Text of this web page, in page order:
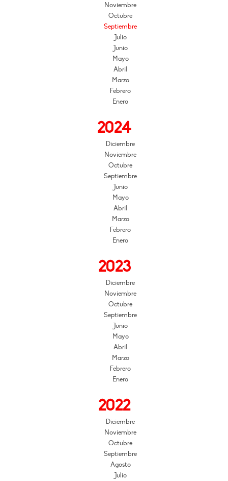
Noviembre
Octubre
Septiembre
Julio
Junio
Mayo
Abril
Marzo
Febrero
Enero
2024
Diciembre
Noviembre
Octubre
Septiembre
Junio
Mayo
Abril
Marzo
Febrero
Enero
2023
Diciembre
Noviembre
Octubre
Septiembre
Junio
Mayo
Abril
Marzo
Febrero
Enero
2022
Diciembre
Noviembre
Octubre
Septiembre
Agosto
Julio